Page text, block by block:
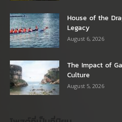
House of the
Legacy
August 6, 2026
The Impact of
Culture
August 5, 2026